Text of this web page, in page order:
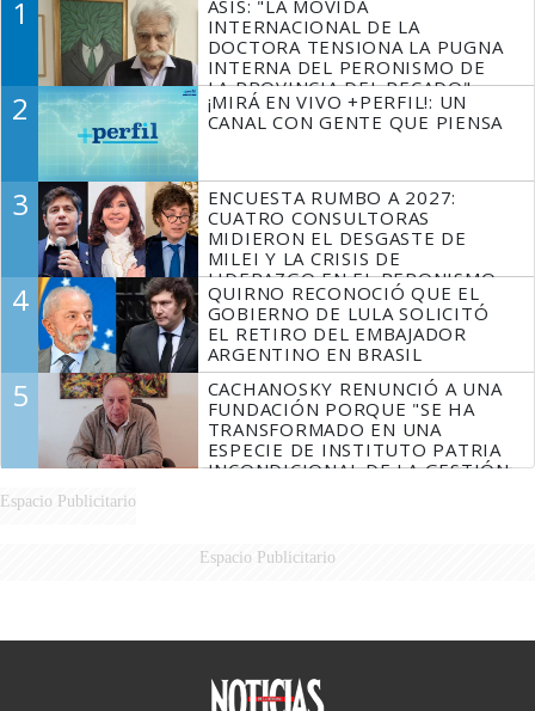
1
ASÍS: "LA MOVIDA
INTERNACIONAL DE LA
DOCTORA TENSIONA LA PUGNA
INTERNA DEL PERONISMO DE
LA PROVINCIA DEL PECADO"
2
¡MIRÁ EN VIVO +PERFIL!: UN
CANAL CON GENTE QUE PIENSA
3
ENCUESTA RUMBO A 2027:
CUATRO CONSULTORAS
MIDIERON EL DESGASTE DE
MILEI Y LA CRISIS DE
LIDERAZGO EN EL PERONISMO
4
QUIRNO RECONOCIÓ QUE EL
GOBIERNO DE LULA SOLICITÓ
EL RETIRO DEL EMBAJADOR
ARGENTINO EN BRASIL
5
CACHANOSKY RENUNCIÓ A UNA
FUNDACIÓN PORQUE "SE HA
TRANSFORMADO EN UNA
ESPECIE DE INSTITUTO PATRIA
INCONDICIONAL DE LA GESTIÓN
Espacio Publicitario
Espacio Publicitario